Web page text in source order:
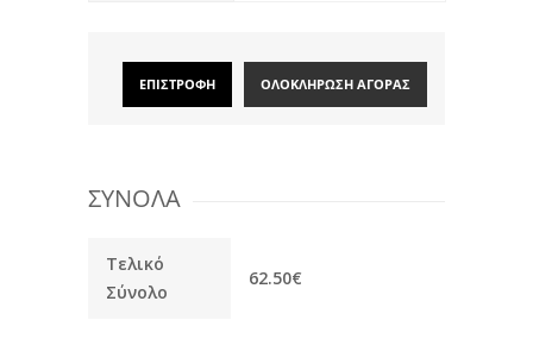
ΟΛΟΚΛΗΡΩΣΗ ΑΓΟΡΑΣ
ΕΠΙΣΤΡΟΦΗ
ΣΥΝΟΛΑ
Τελικό
Σύνολο
62.50€